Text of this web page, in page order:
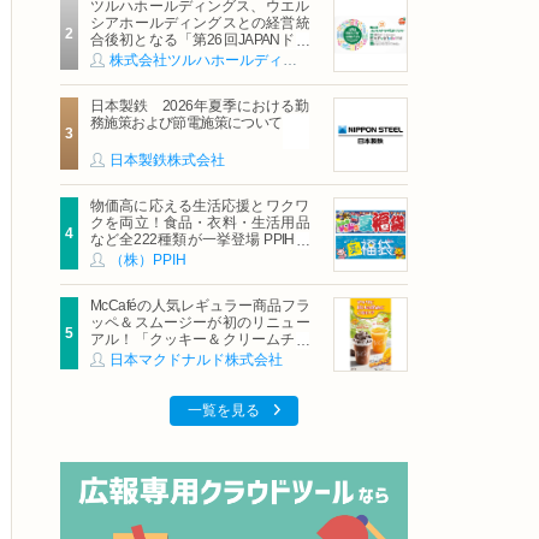
ツルハホールディングス、ウエル
シアホールディングスとの経営統
合後初となる「第26回JAPANドラ
ッグストアショー」に出展
株式会社ツルハホールディングス
日本製鉄 2026年夏季における勤
務施策および節電施策について
日本製鉄株式会社
物価高に応える生活応援とワクワ
クを両立！食品・衣料・生活用品
など全222種類が一挙登場 PPIHグ
ループ「夏福袋」＆セール 8月6日
（株）PPIH
McCaféの人気レギュラー商品フラ
ッペ＆スムージーが初のリニュー
アル！「クッキー＆クリームチョ
コフラッペ」「マンゴースムージ
日本マクドナルド株式会社
一覧を見る